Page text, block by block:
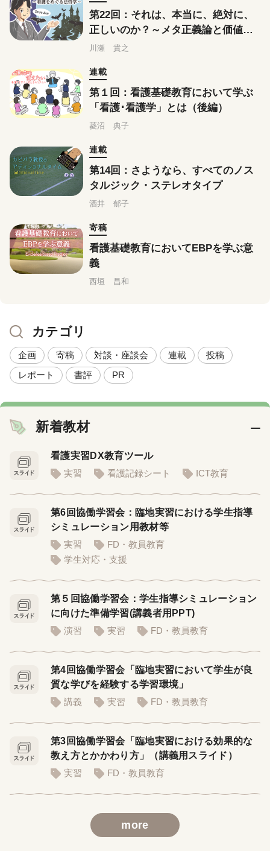
第22回：それは、本当に、絶対に、
正しいのか？～メタ正義論と価値相
対主義～
川瀬 貴之
連載
第１回：看護基礎教育において学ぶ
「看護･看護学」とは（後編）
菱沼 典子
連載
第14回：さようなら、すべてのノス
タルジック・ステレオタイプ
酒井 郁子
寄稿
看護基礎教育においてEBPを学ぶ意
義
西垣 昌和
カテゴリ
企画 寄稿 対談・座談会 連載
投稿
レポート
書評 PR
新着教材
看護実習DX教育ツール
実習
看護記録シート ICT教育
第6回協働学習会：臨地実習における学生指導
シミュレーション用教材等
実習
FD・教員教育
学生対応・支援
第５回協働学習会：学生指導シミュレーション
に向けた準備学習(講義者用PPT)
演習
実習 FD・教員教育
第4回協働学習会「臨地実習において学生が良
質な学びを経験する学習環境」
講義
実習 FD・教員教育
第3回協働学習会「臨地実習における効果的な
教え方とかかわり方」（講義用スライド）
実習
FD・教員教育
more